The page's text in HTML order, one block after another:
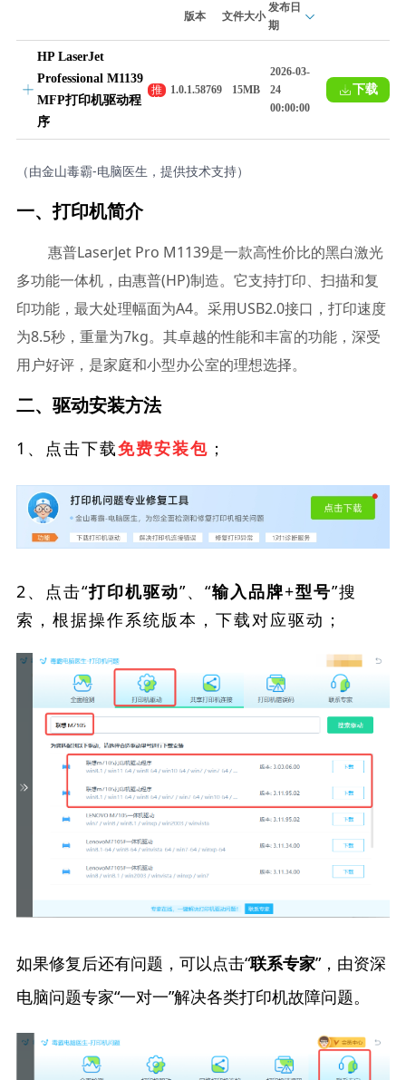
版本 文件大小
发布日
期
HP LaserJet
Professional M1139
MFP打印机驱动程
序
推
荐
1.0.1.58769 15MB
2026-03-
24
00:00:00
下载
（由金山毒霸-电脑医生，提供技术支持）
一、打印机简介
惠普LaserJet Pro M1139是一款高性价比的黑白激光
多功能一体机，由惠普(HP)制造。它支持打印、扫描和复
印功能，最大处理幅面为A4。采用USB2.0接口，打印速度
为8.5秒，重量为7kg。其卓越的性能和丰富的功能，深受
用户好评，是家庭和小型办公室的理想选择。
二、驱动安装方法
1、点击下载免费安装包 ；
2、点击“打印机驱动”、“输入品牌+型号”搜
索，根据操作系统版本，下载对应驱动；
如果修复后还有问题，可以点击“联系专家”，由资深
电脑问题专家“一对一”解决各类打印机故障问题。